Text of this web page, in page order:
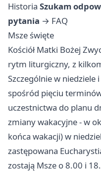
Historia Szukam
pytania → FAQ
Msze święte
Kościół Matki Bożej
rytm liturgiczny, z
Szczególnie w niedziele
spośród pięciu
uczestnictwa do planu
zmiany wakacyjne - w
końca wakacji) w
zastępowana
zostają Msze o 8.00 i